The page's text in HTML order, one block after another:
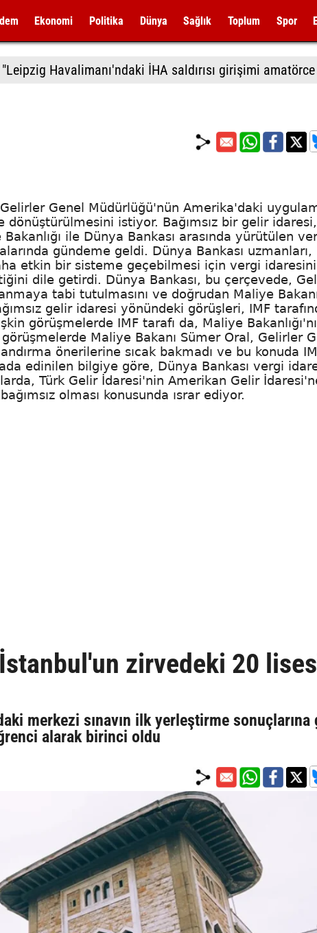
Ekonomi Politika Dünya Sağlık Toplum Spor
Gelirler Genel Müdürlüğü'nün Amerika'daki
dönüştürülmesini istiyor. Bağımsız bir gelir idaresi,
ile Dünya Bankası arasında yürütülen
gündeme geldi. Dünya Bankası uzmanları,
etkin bir sisteme geçebilmesi için vergi
dile getirdi. Dünya Bankası, bu çerçevede,
tabi tutulmasını ve doğrudan Maliye
gelir idaresi yönündeki görüşleri, IMF
görüşmelerde IMF tarafı da, Maliye
Maliye Bakanı Sümer Oral, Gelirler
önerilerine sıcak bakmadı ve bu konuda
edinilen bilgiye göre, Dünya Bankası vergi
Türk Gelir İdaresi'nin Amerikan Gelir
olması konusunda ısrar ediyor.
zirvedeki 20
merkezi sınavın ilk yerleştirme sonuçlarına
alarak birinci oldu